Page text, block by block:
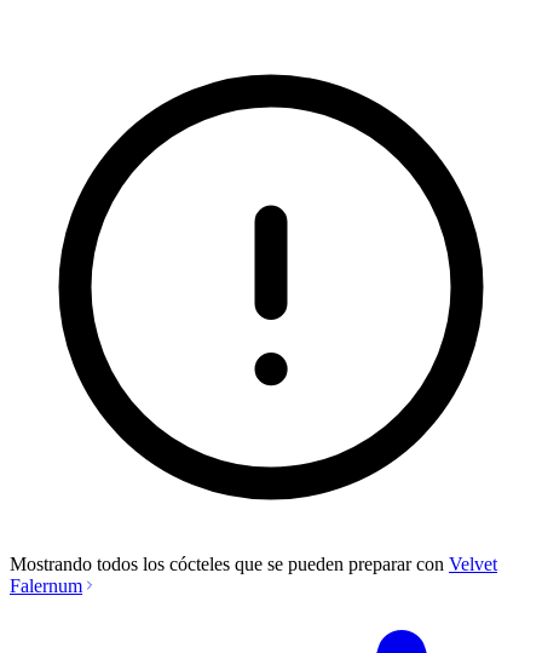
Mostrando todos los cócteles que se pueden preparar con Velvet
Falernum